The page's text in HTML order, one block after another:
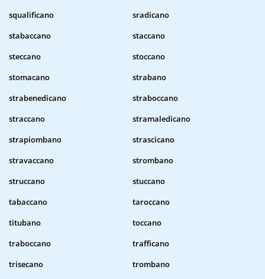
squalificano
sradicano
stabaccano
staccano
steccano
stoccano
stomacano
strabano
strabenedicano
straboccano
straccano
stramaledicano
strapiombano
strascicano
stravaccano
strombano
struccano
stuccano
tabaccano
taroccano
titubano
toccano
traboccano
trafficano
trisecano
trombano